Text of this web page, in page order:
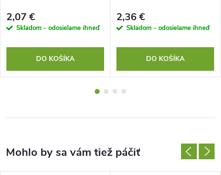
2,07 €
Skladom - odosielame ihneď
DO KOŠÍKA
2,36 €
Skladom - odosielame ihneď
DO KOŠÍKA